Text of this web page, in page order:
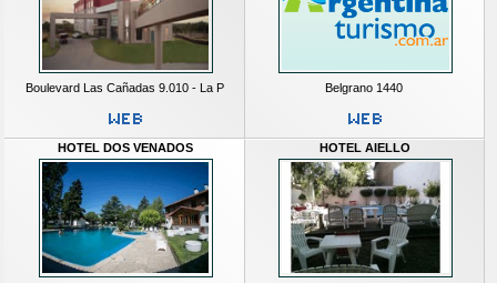
Boulevard Las Cañadas 9.010 - La P Belgrano 1440
HOTEL DOS VENADOS HOTEL AIELLO